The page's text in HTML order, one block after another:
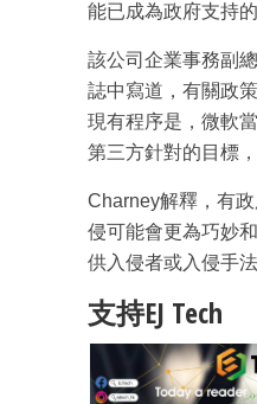
能已成為政府支持
該公司企業事務副
誌中寫道，有關政
現有程序是，微軟
第三方針對的目標
Charney解釋，有
侵可能會更為巧妙
供入侵者或入侵手
支持EJ Tech